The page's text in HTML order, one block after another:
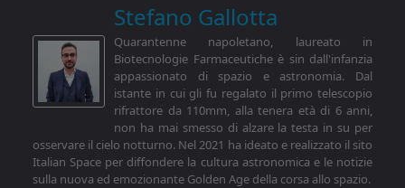
Stefano Gallotta
Quarantenne napoletano, laureato in
Biotecnologie Farmaceutiche è sin dall'infanzia
appassionato di spazio e astronomia. Dal
istante in cui gli fu regalato il primo telescopio
rifrattore da 110mm, alla tenera età di 6 anni,
non ha mai smesso di alzare la testa in su per
osservare il cielo notturno. Nel 2021 ha ideato e realizzato il sito
Italian Space per diffondere la cultura astronomica e le notizie
sulla nuova ed emozionante Golden Age della corsa allo spazio.